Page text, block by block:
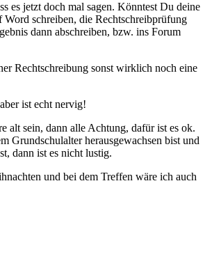
es jetzt doch mal sagen. Könntest Du deine
Word schreiben, die Rechtschreibprüfung
dann abschreiben, bzw. ins Forum
Rechtschreibung sonst wirklich noch eine
ist echt nervig!
alt sein, dann alle Achtung, dafür ist es ok.
Grundschulalter herausgewachsen bist und
dann ist es nicht lustig.
und bei dem Treffen wäre ich auch